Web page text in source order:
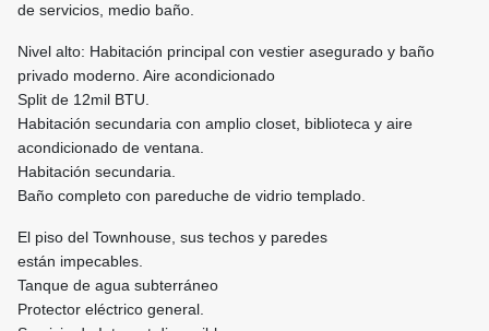
de servicios, medio baño.
Nivel alto: Habitación principal con vestier asegurado y baño
privado moderno. Aire acondicionado
Split de 12mil BTU.
Habitación secundaria con amplio closet, biblioteca y aire
acondicionado de ventana.
Habitación secundaria.
Baño completo con pareduche de vidrio templado.
El piso del Townhouse, sus techos y paredes
están impecables.
Tanque de agua subterráneo
Protector eléctrico general.